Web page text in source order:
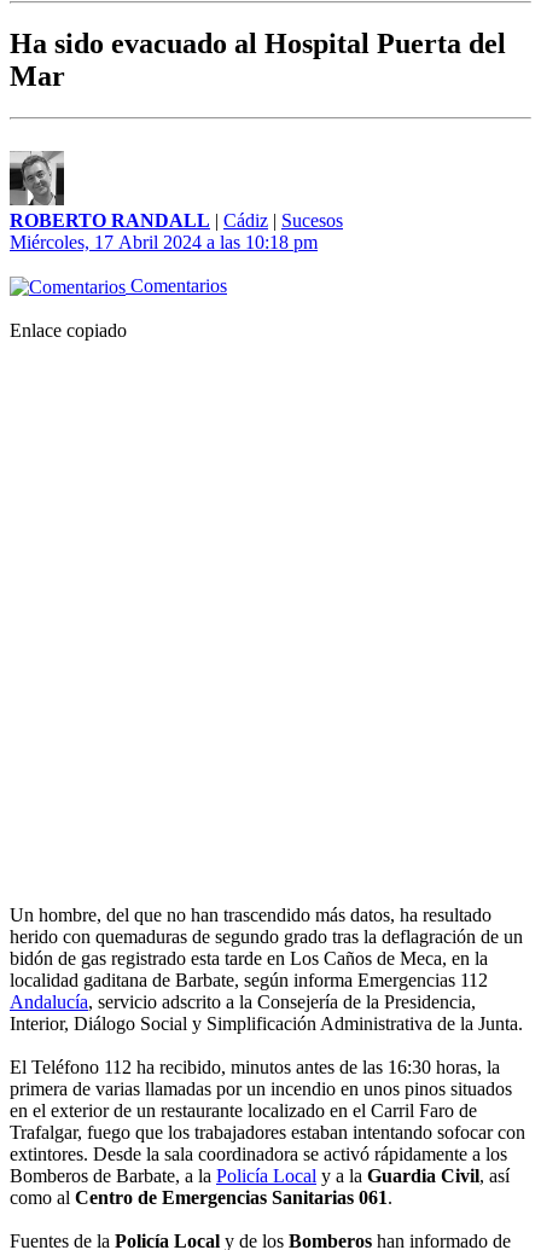
Ha sido evacuado al Hospital Puerta del
Mar
ROBERTO RANDALL | Cádiz | Sucesos
Miércoles, 17 Abril 2024 a las 10:18 pm
Comentarios
Enlace copiado
Un hombre, del que no han trascendido más datos, ha resultado
herido con quemaduras de segundo grado tras la deflagración de un
bidón de gas registrado esta tarde en Los Caños de Meca, en la
localidad gaditana de Barbate, según informa Emergencias 112
Andalucía, servicio adscrito a la Consejería de la Presidencia,
Interior, Diálogo Social y Simplificación Administrativa de la Junta.
El Teléfono 112 ha recibido, minutos antes de las 16:30 horas, la
primera de varias llamadas por un incendio en unos pinos situados
en el exterior de un restaurante localizado en el Carril Faro de
Trafalgar, fuego que los trabajadores estaban intentando sofocar con
extintores. Desde la sala coordinadora se activó rápidamente a los
Bomberos de Barbate, a la Policía Local y a la Guardia Civil, así
como al Centro de Emergencias Sanitarias 061.
Fuentes de la Policía Local y de los Bomberos han informado de